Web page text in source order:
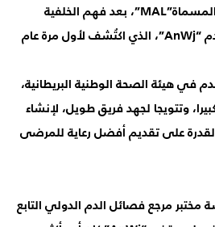
تحديد فصيلة الدم الجديدة المسماة”MAL”، بعد فهم الخلفية
الجينية لمستضد فصيلة الدم “AnWj”، الذي اكتُشف لأول مرة عام
في هيئة الصحة الوطنية البريطانية،
وتتويجا لجهد فريق طويل، لإنشاء
على تقديم أفضل رعاية للمرضى
مختبر مرجع فصائل الدم الدولي التابع